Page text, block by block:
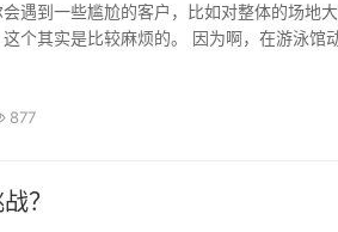
遇到一些尴尬的客户，比如对整体的场地
个其实是比较麻烦的。 因为啊，在游泳馆
877
？